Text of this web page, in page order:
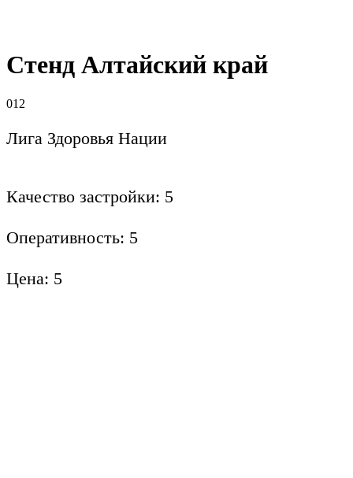
Стенд Алтайский край
012
Лига Здоровья Нации
Качество застройки: 5
Оперативность: 5
Цена: 5